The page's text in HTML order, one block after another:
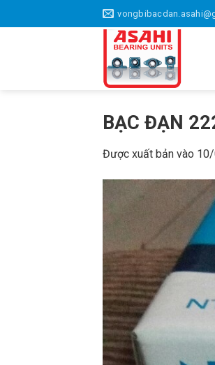
qua
BẠC ĐẠN
Được xuất bản vào